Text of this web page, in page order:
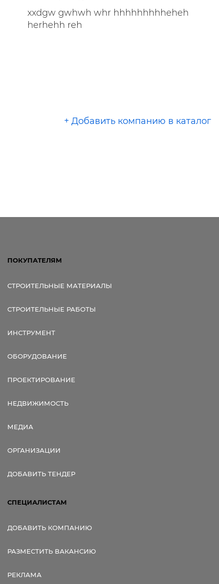
xxdgw gwhwh whr hhhhhhhhheheh
herhehh reh
+ Добавить компанию в каталог
ПОКУПАТЕЛЯМ
СТРОИТЕЛЬНЫЕ МАТЕРИАЛЫ
СТРОИТЕЛЬНЫЕ РАБОТЫ
ИНСТРУМЕНТ
ОБОРУДОВАНИЕ
ПРОЕКТИРОВАНИЕ
НЕДВИЖИМОСТЬ
МЕДИА
ОРГАНИЗАЦИИ
ДОБАВИТЬ ТЕНДЕР
СПЕЦИАЛИСТАМ
ДОБАВИТЬ КОМПАНИЮ
РАЗМЕСТИТЬ ВАКАНСИЮ
РЕКЛАМА